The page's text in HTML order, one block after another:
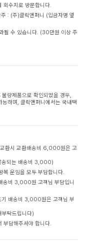
수지로 방문합니다.
: (주)클릭앤퍼니 (입금자명 옆
될 수 있습니다. (30만원 이상 주
량제품으로 확인되었을 경우,
하며, 클릭앤퍼니에서는 국내택
교환시 교환배송비 6,000원은 고
송되는 배송비 3,000)
복 운임을 모두 부담합니다.
송비 3,000원 고객님 부담입니
기 배송비 3,000원은 고객님 부
부탁드립니다)
부담해주셔야 합니다.